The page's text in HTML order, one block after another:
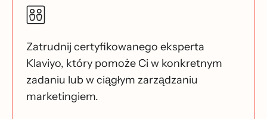
Zatrudnij certyfikowanego eksperta
Klaviyo, który pomoże Ci w konkretnym
zadaniu lub w ciągłym zarządzaniu
marketingiem.